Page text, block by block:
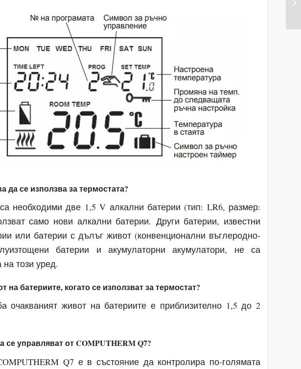
да се използва за термостата?
необходими две 1,5 V алкални батерии (тип: LR6, размер:
само нови алкални батерии. Други батерии, известни
или батерии с дълъг живот (конвенционални въглеродно-
батерии и акумулаторни акумулатори, не са
този уред.
на батериите, когато се използват за термостат?
очакваният живот на батериите е приблизително 1,5 до 2
се управляват от COMPUTHERM Q7?
Q7 е в състояние да контролира по-голямата